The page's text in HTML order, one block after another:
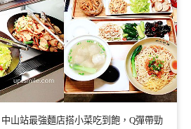
山站最強麵店搭小菜吃到飽，Q彈帶勁